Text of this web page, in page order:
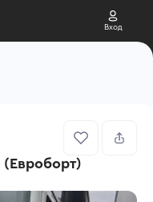
Вход
(Евроборт)